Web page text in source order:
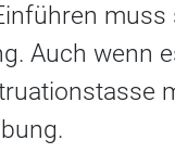
muss
Auch wenn